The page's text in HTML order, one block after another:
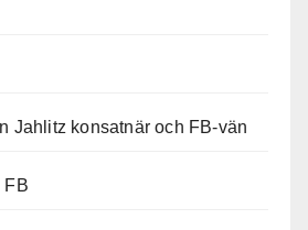
Jahlitz konsatnär och FB-vän
FB